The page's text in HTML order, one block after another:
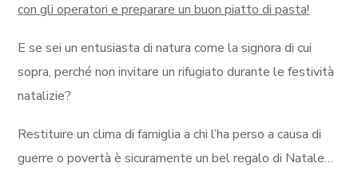
con gli operatori e preparare un buon piatto di pasta!
E se sei un entusiasta di natura come la signora di cui
sopra, perché non invitare un rifugiato durante le festività
natalizie?
Restituire un clima di famiglia a chi l’ha perso a causa di
guerre o povertà è sicuramente un bel regalo di Natale…